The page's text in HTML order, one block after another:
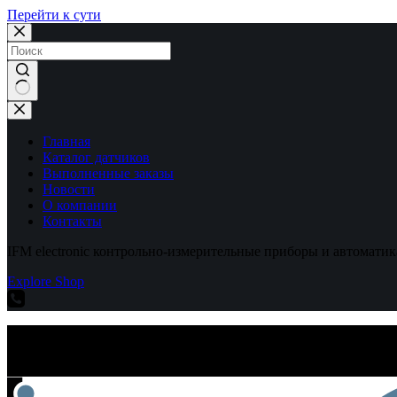
Перейти к сути
Ничего
не
найденоГлавная
Каталог датчиков
Выполненные заказы
Новости
О компании
Контакты
IFM electronic контрольно-измерительные приборы и
Explore Shop